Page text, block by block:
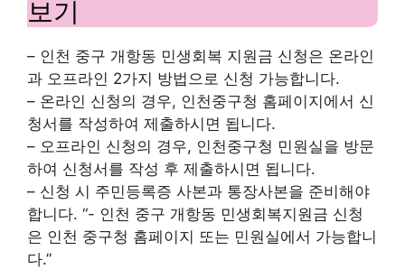
보기
– 인천 중구 개항동 민생회복 지원금 신청은 온라인
과 오프라인 2가지 방법으로 신청 가능합니다.
– 온라인 신청의 경우, 인천중구청 홈페이지에서 신
청서를 작성하여 제출하시면 됩니다.
– 오프라인 신청의 경우, 인천중구청 민원실을 방문
하여 신청서를 작성 후 제출하시면 됩니다.
– 신청 시 주민등록증 사본과 통장사본을 준비해야
합니다. “- 인천 중구 개항동 민생회복지원금 신청
은 인천 중구청 홈페이지 또는 민원실에서 가능합니
다.”